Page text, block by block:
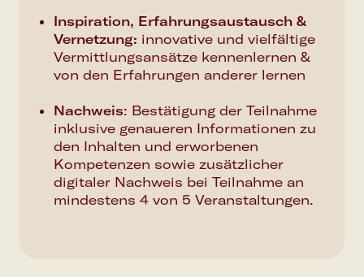
Inspiration, Erfahrungsaustausch &
Vernetzung: innovative und vielfältige
Vermittlungsansätze kennenlernen &
von den Erfahrungen anderer lernen
Nachweis: Bestätigung der Teilnahme
inklusive genaueren Informationen zu
den Inhalten und erworbenen
Kompetenzen sowie zusätzlicher
digitaler Nachweis bei Teilnahme an
mindestens 4 von 5 Veranstaltungen.